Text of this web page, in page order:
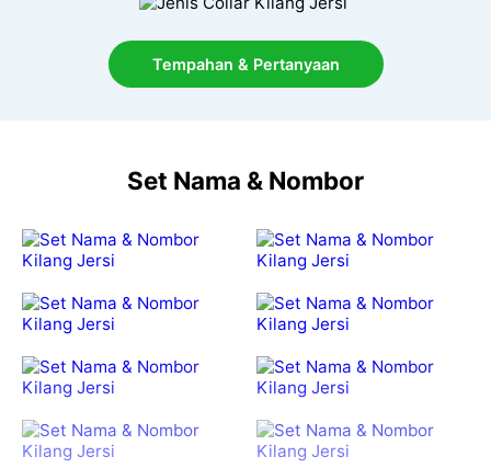
Tempahan & Pertanyaan
Set Nama & Nombor